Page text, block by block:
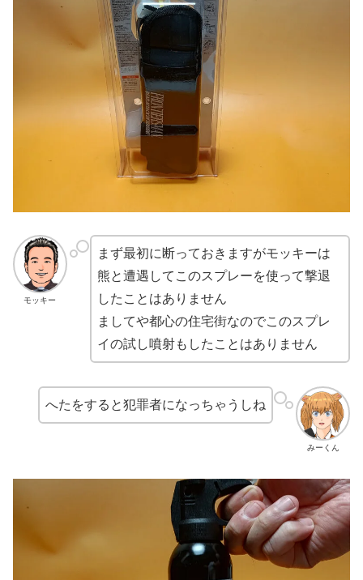
モッキー
まず最初に断っておきますがモッキーは
熊と遭遇してこのスプレーを使って撃退
したことはありません
ましてや都心の住宅街なのでこのスプレ
イの試し噴射もしたことはありません
みーくん
へたをすると犯罪者になっちゃうしね